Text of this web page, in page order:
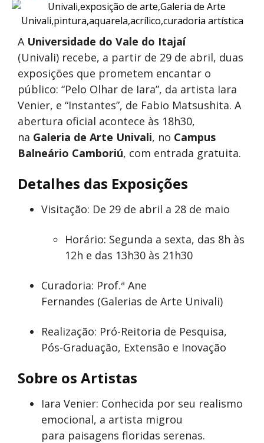
A Universidade do Vale do Itajaí
(Univali) recebe, a partir de 29 de abril, duas
exposições que prometem encantar o
público: “Pelo Olhar de Iara”, da artista Iara
Venier, e “Instantes”, de Fabio Matsushita. A
abertura oficial acontece às 18h30,
na Galeria de Arte Univali, no Campus
Balneário Camboriú, com entrada gratuita.
Detalhes das Exposições
Visitação: De 29 de abril a 28 de maio
Horário: Segunda a sexta, das 8h às
12h e das 13h30 às 21h30
Curadoria: Prof.ª Ane
Fernandes (Galerias de Arte Univali)
Realização: Pró-Reitoria de Pesquisa,
Pós-Graduação, Extensão e Inovação
Sobre os Artistas
Iara Venier: Conhecida por seu realismo
emocional, a artista migrou
para paisagens floridas serenas.